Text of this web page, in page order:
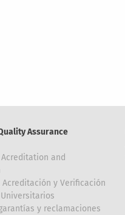
Assurance
and
Acreditación y Verificación
y reclamaciones